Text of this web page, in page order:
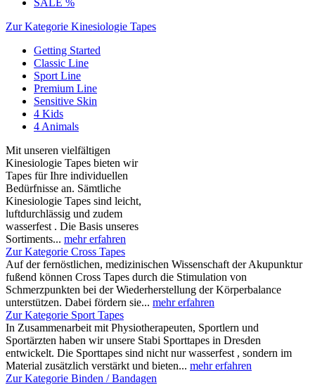
SALE %
Zur Kategorie Kinesiologie Tapes
Getting Started
Classic Line
Sport Line
Premium Line
Sensitive Skin
4 Kids
4 Animals
Mit unseren vielfältigen
Kinesiologie Tapes bieten wir
Tapes für Ihre individuellen
Bedürfnisse an. Sämtliche
Kinesiologie Tapes sind leicht,
luftdurchlässig und zudem
wasserfest . Die Basis unseres
Sortiments... mehr erfahren
Zur Kategorie Cross Tapes
Auf der fernöstlichen, medizinischen Wissenschaft der Akupunktur
fußend können Cross Tapes durch die Stimulation von
Schmerzpunkten bei der Wiederherstellung der Körperbalance
unterstützen. Dabei fördern sie... mehr erfahren
Zur Kategorie Sport Tapes
In Zusammenarbeit mit Physiotherapeuten, Sportlern und
Sportärzten haben wir unsere Stabi Sporttapes in Dresden
entwickelt. Die Sporttapes sind nicht nur wasserfest , sondern im
Material zusätzlich verstärkt und bieten... mehr erfahren
Zur Kategorie Binden / Bandagen